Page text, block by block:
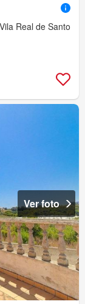
Real de Santo
Ver foto